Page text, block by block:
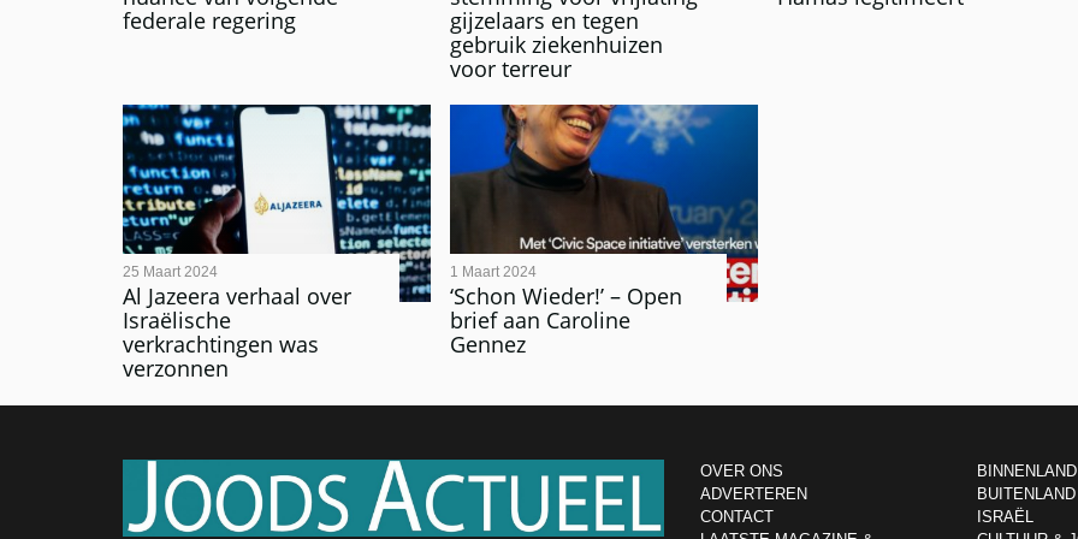
federale regering
gijzelaars en tegen
gebruik ziekenhuizen
voor terreur
Al Jazeera verhaal over
Israëlische
verkrachtingen was
verzonnen
25 Maart 2024
‘Schon Wieder!’ – Open
brief aan Caroline
Gennez
1 Maart 2024
OVER ONS
ADVERTEREN
CONTACT
BINNENLAND
BUITENLAND
ISRAËL